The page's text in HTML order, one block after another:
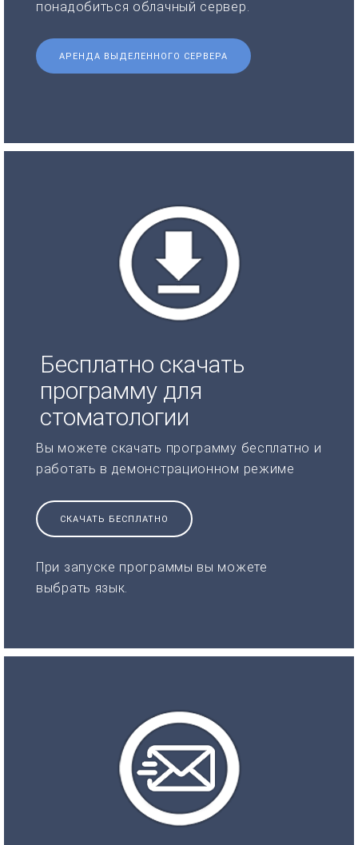
понадобиться облачный сервер.
АРЕНДА ВЫДЕЛЕННОГО СЕРВЕРА
Бесплатно скачать
программу для
стоматологии
Вы можете скачать программу бесплатно и
работать в демонстрационном режиме
СКАЧАТЬ БЕСПЛАТНО
При запуске программы вы можете
выбрать язык.